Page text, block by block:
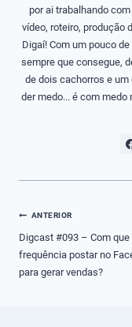
por ai trabalhando
vídeo, roteiro, produção
Digaí! Com um pouco
sempre que consegue,
de dois cachorros e um
der medo... é com
Navegação
de
Post
ANTERIOR
Digcast #093 – Com que
frequência postar no
para gerar vendas?